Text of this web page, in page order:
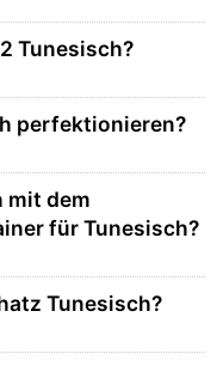
Tunesisch?
perfektionieren?
mit dem
für Tunesisch?
Tunesisch?